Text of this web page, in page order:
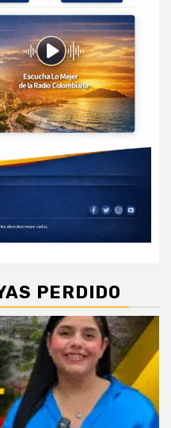
PERDIDO